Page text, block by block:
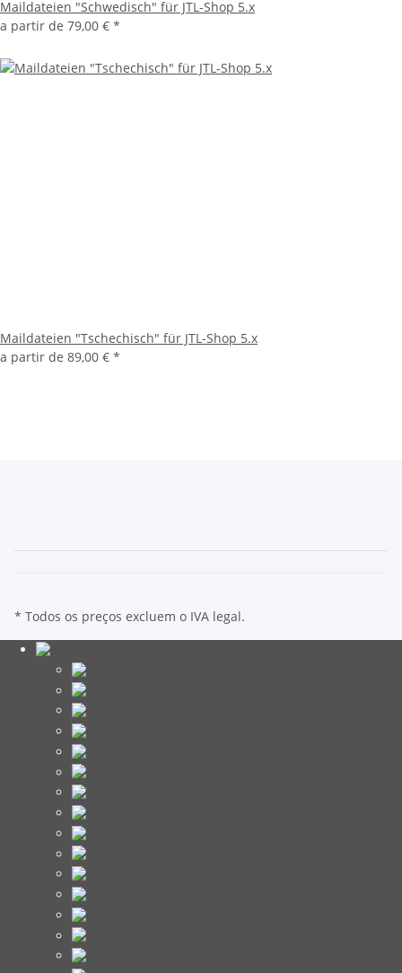
Maildateien "Schwedisch" für JTL-Shop 5.x
a partir de 79,00 € *
Maildateien "Tschechisch" für JTL-Shop 5.x
a partir de 89,00 € *
* Todos os preços excluem o IVA legal.